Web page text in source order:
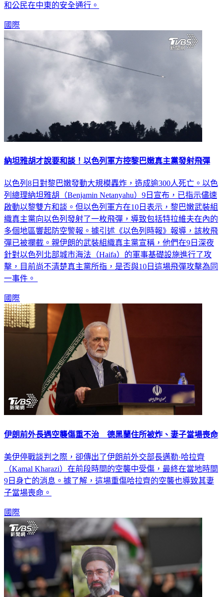
和公民在中東的安全通行。
國際
納坦雅胡才說要和談！以色列軍方控黎巴嫩真主黨發射飛彈
以色列8日對黎巴嫩發動大規模轟炸，造成逾300人死亡。以色
列總理納坦雅胡（Benjamin Netanyahu）9日宣布，已指示儘速
啟動以黎雙方和談。但以色列軍方在10日表示，黎巴嫩武裝組
織真主黨向以色列發射了一枚飛彈，導致包括特拉維夫在內的
多個地區響起防空警報。據引述《以色列時報》報導，該枚飛
彈已被攔截。親伊朗的武裝組織真主黨宣稱，他們在9日深夜
針對以色列北部城市海法（Haifa）的軍事基礎設施進行了攻
擊，目前尚不清楚真主黨所指，是否與10日這場飛彈攻擊為同
一事件。
國際
伊朗前外長遇空襲傷重不治 德黑蘭住所被炸、妻子當場喪命
美伊停戰談判之際，卻傳出了伊朗前外交部長邁勒·哈拉齊
（Kamal Kharazi）在前段時間的空襲中受傷，最終在當地時間
9日身亡的消息。據了解，這場重傷哈拉齊的空襲也導致其妻
子當場喪命。
國際